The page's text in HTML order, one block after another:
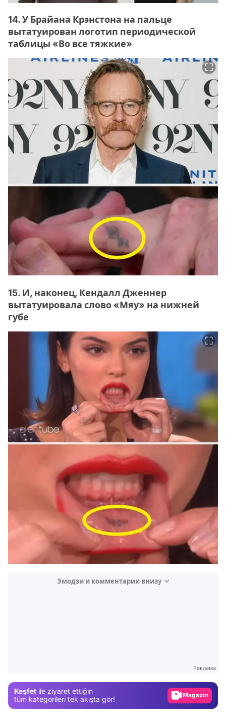
14. У Брайана Крэнстона на пальце
вытатуирован логотип периодической
таблицы «Во все тяжкие»
15. И, наконец, Кендалл Дженнер
вытатуировала слово «Мяу» на нижней
губе
Эмодзи и комментарии внизу
Реклама
Keşfet ile ziyaret ettiğin
tüm kategorileri tek akışta gör!
Video